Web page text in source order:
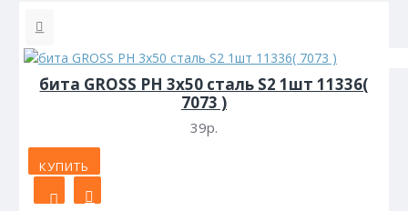
бита GROSS PH 3х50 сталь S2 1шт 11336(
7073 )
39р.
КУПИТЬ